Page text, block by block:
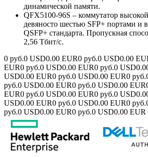
динамической памяти.
QFX5100-96S – коммутатор
девяносто шестью SFP+ портами и
QSFP+ стандарта. Пропускная
2,56 Тбит/с.
0 руб.0 USD0.00 EUR0 руб.0 USD0.00
EUR0 руб.0 USD0.00 EUR0 руб.0 USD
USD0.00 EUR0 руб.0 USD0.00 EUR0 руб.
руб.0 USD0.00 EUR0 руб.0 USD0.00 EUR
EUR0 руб.0 USD0.00 EUR0 руб.0 USD
USD0.00 EUR0 руб.0 USD0.00 EUR0 руб.
руб.0 USD0.00 EUR0 руб.0 USD0.00 EUR